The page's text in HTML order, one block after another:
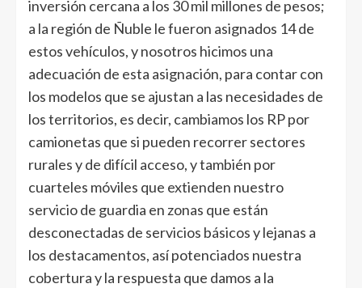
inversión cercana a los 30 mil millones de pesos;
a la región de Ñuble le fueron asignados 14 de
estos vehículos, y nosotros hicimos una
adecuación de esta asignación, para contar con
los modelos que se ajustan a las necesidades de
los territorios, es decir, cambiamos los RP por
camionetas que si pueden recorrer sectores
rurales y de difícil acceso, y también por
cuarteles móviles que extienden nuestro
servicio de guardia en zonas que están
desconectadas de servicios básicos y lejanas a
los destacamentos, así potenciados nuestra
cobertura y la respuesta que damos a la